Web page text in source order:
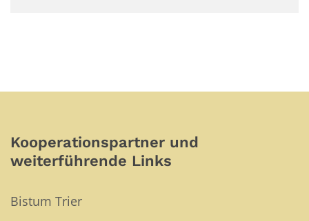
Kooperationspartner und
weiterführende Links
Bistum Trier